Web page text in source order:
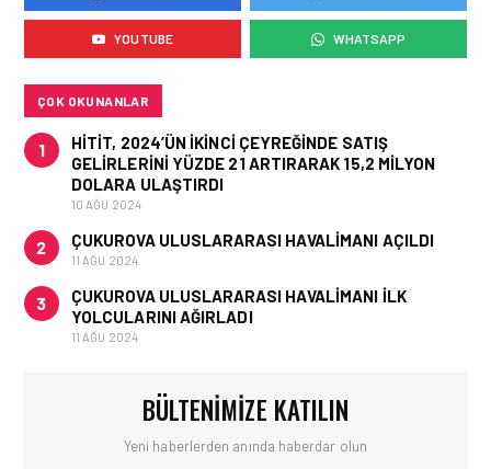
ISG’NIN TERMINAL
MEMURLARINDAN CAN
KURTARAN HAMLE
YOUTUBE WHATSAPP
ÇOK OKUNANLAR
1
HITIT, 2024’ÜN IKINCI ÇEYREĞINDE SATIŞ
GELIRLERINI YÜZDE 21 ARTIRARAK 15,2 MILYON
DOLARA ULAŞTIRDI
10 AĞU 2024
2 ÇUKUROVA ULUSLARARASI HAVALIMANI AÇILDI
11 AĞU 2024
3
ÇUKUROVA ULUSLARARASI HAVALIMANI İLK
YOLCULARINI AĞIRLADI
11 AĞU 2024
BÜLTENIMIZE KATILIN
Yeni haberlerden anında haberdar olun